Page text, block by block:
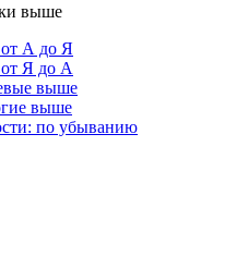
выше
от А до Я
Я до А
выше
выше
по убыванию